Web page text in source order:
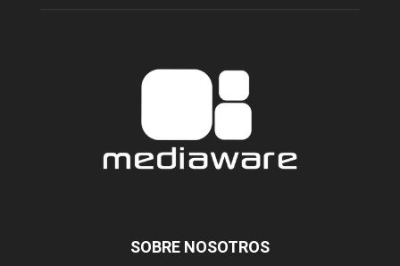
SOBRE NOSOTROS